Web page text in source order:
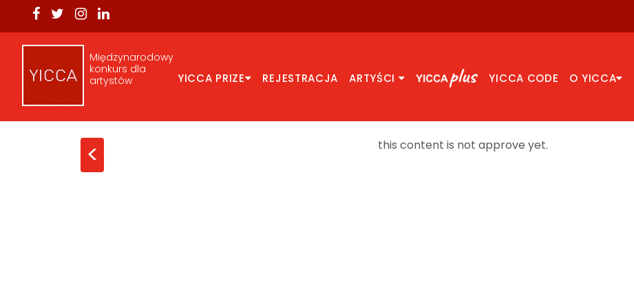
Międzynarodowy
konkurs dla
artystów
YICCA PRIZE REJESTRACJA ARTYŚCI YICCA CODE O YICCA
< this content is not approve yet.